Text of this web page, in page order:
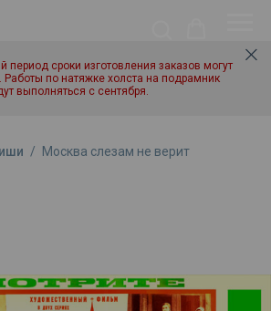
период сроки изготовления заказов могут
Работы по натяжке холста на подрамник
выполняться с сентября.
/ Москва слезам не верит